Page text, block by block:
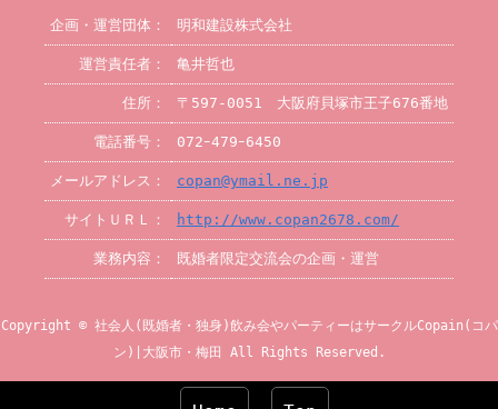
企画・運営団体： 明和建設株式会社
運営責任者： 亀井哲也
住所： 〒597-0051 大阪府貝塚市王子676番地
電話番号： 072ｰ479ｰ6450
メールアドレス： copan@ymail.ne.jp
サイトＵＲＬ： http://www.copan2678.com/
業務内容： 既婚者限定交流会の企画・運営
Copyright © 社会人(既婚者・独身)飲み会やパーティーはサークルCopain(コパ
ン)|大阪市・梅田 All Rights Reserved.